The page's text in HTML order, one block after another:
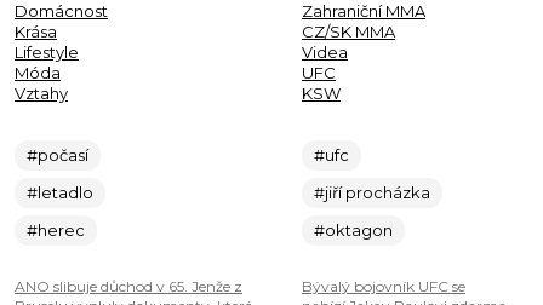
Domácnost
Krása
Lifestyle
Móda
Vztahy
#počasí
#letadlo
#herec
ANO slibuje důchod v 65. Jenže z
Zahraniční MMA
CZ/SK MMA
Videa
UFC
KSW
#ufc
#jiří procházka
#oktagon
Bývalý bojovník UFC se